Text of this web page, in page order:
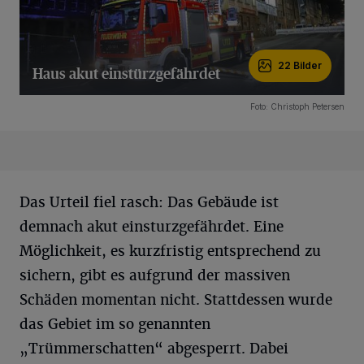
Haus akut einstürzgefährdet 22 Bilder
Foto: Christoph Petersen
Das Urteil fiel rasch: Das Gebäude ist
demnach akut einsturzgefährdet. Eine
Möglichkeit, es kurzfristig entsprechend zu
sichern, gibt es aufgrund der massiven
Schäden momentan nicht. Stattdessen wurde
das Gebiet im so genannten
„Trümmerschatten“ abgesperrt. Dabei